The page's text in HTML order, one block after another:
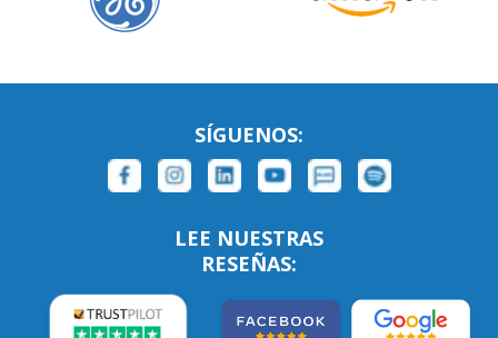
SÍGUENOS:
LEE NUESTRAS
RESEÑAS: